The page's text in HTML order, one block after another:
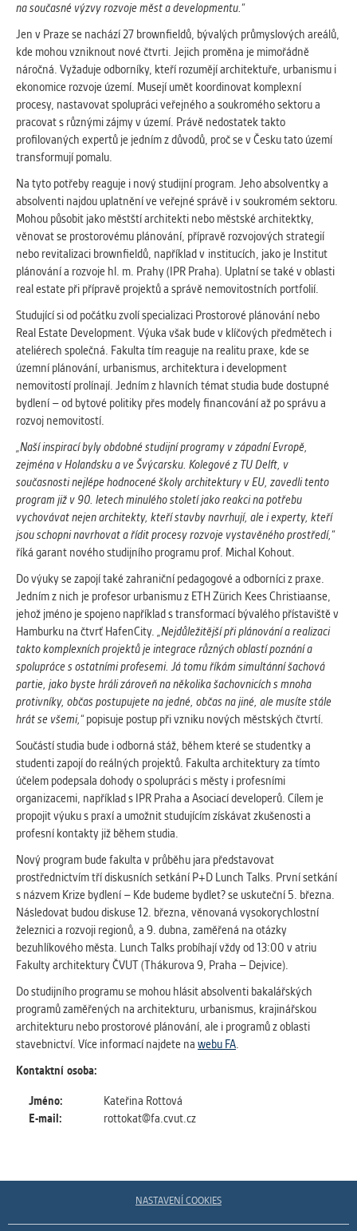
Využívané za účelem zobrazení
správných nabídek a cílení obsahu podle
Vašich preferencí. Zpravidla jde o
cookies systémů třetích stran, které nám
s analýzou uživatelského chování
pomáhají.
OSTATNÍ
Naším cílem je, aby tato kategorie
zůstala prázdná a všechny cookies byly
přiřazeny do některé z kategorií
uvedených výše.
na současné výzvy rozvoje měst a developmentu.“
Jen v Praze se nachází 27 brownfieldů, bývalých průmyslových areálů,
kde mohou vzniknout nové čtvrti. Jejich proměna je mimořádně
náročná. Vyžaduje odborníky, kteří rozumějí architektuře, urbanismu i
ekonomice rozvoje území. Musejí umět koordinovat komplexní
procesy, nastavovat spolupráci veřejného a soukromého sektoru a
pracovat s různými zájmy v území. Právě nedostatek takto
profilovaných expertů je jedním z důvodů, proč se v Česku tato území
transformují pomalu.
Na tyto potřeby reaguje i nový studijní program. Jeho absolventky a
absolventi najdou uplatnění ve veřejné správě i v soukromém sektoru.
Mohou působit jako městští architekti nebo městské architektky,
věnovat se prostorovému plánování, přípravě rozvojových strategií
nebo revitalizaci brownfieldů, například v institucích, jako je Institut
plánování a rozvoje hl. m. Prahy (IPR Praha). Uplatní se také v oblasti
real estate při přípravě projektů a správě nemovitostních portfolií.
Studující si od počátku zvolí specializaci Prostorové plánování nebo
Real Estate Development. Výuka však bude v klíčových předmětech i
ateliérech společná. Fakulta tím reaguje na realitu praxe, kde se
územní plánování, urbanismus, architektura i development
nemovitostí prolínají. Jedním z hlavních témat studia bude dostupné
bydlení – od bytové politiky přes modely financování až po správu a
rozvoj nemovitostí.
„Naší inspirací byly obdobné studijní programy v západní Evropě,
zejména v Holandsku a ve Švýcarsku. Kolegové z TU Delft, v
současnosti nejlépe hodnocené školy architektury v EU, zavedli tento
program již v 90. letech minulého století jako reakci na potřebu
vychovávat nejen architekty, kteří stavby navrhují, ale i experty, kteří
jsou schopni navrhovat a řídit procesy rozvoje vystavěného prostředí,“
říká garant nového studijního programu prof. Michal Kohout.
Do výuky se zapojí také zahraniční pedagogové a odborníci z praxe.
Jedním z nich je profesor urbanismu z ETH Zürich Kees Christiaanse,
jehož jméno je spojeno například s transformací bývalého přístaviště v
Hamburku na čtvrť HafenCity. „Nejdůležitější při plánování a realizaci
takto komplexních projektů je integrace různých oblastí poznání a
spolupráce s ostatními profesemi. Já tomu říkám simultánní šachová
partie, jako byste hráli zároveň na několika šachovnicích s mnoha
protivníky, občas postupujete na jedné, občas na jiné, ale musíte stále
hrát se všemi,“popisuje postup při vzniku nových městských čtvrtí.
Součástí studia bude i odborná stáž, během které se studentky a
studenti zapojí do reálných projektů. Fakulta architektury za tímto
účelem podepsala dohody o spolupráci s městy i profesními
organizacemi, například s IPR Praha a Asociací developerů. Cílem je
propojit výuku s praxí a umožnit studujícím získávat zkušenosti a
profesní kontakty již během studia.
Nový program bude fakulta v průběhu jara představovat
prostřednictvím tří diskusních setkání P+D Lunch Talks. První setkání
s názvem Krize bydlení – Kde budeme bydlet? se uskuteční 5. března.
Následovat budou diskuse 12. března, věnovaná vysokorychlostní
železnici a rozvoji regionů, a 9. dubna, zaměřená na otázky
bezuhlíkového města. Lunch Talks probíhají vždy od 13:00 v atriu
Fakulty architektury ČVUT (Thákurova 9, Praha – Dejvice).
Do studijního programu se mohou hlásit absolventi bakalářských
programů zaměřených na architekturu, urbanismus, krajinářskou
architekturu nebo prostorové plánování, ale i programů z oblasti
stavebnictví. Více informací najdete na webu FA.
Kontaktní osoba:
Jméno:
Kateřina Rottová
E-mail:
rottokat@fa.cvut.cz
NASTAVENÍ COOKIES